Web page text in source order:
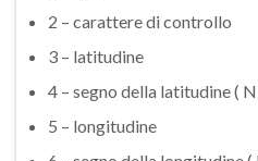
2 – carattere di controllo
3 – latitudine
4 – segno della latitudine ( N
5 – longitudine